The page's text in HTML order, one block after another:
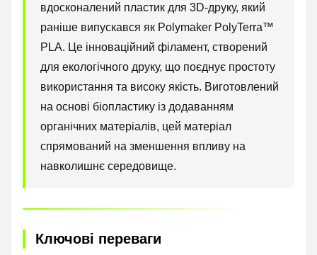
вдосконалений пластик для 3D-друку, який
раніше випускався як Polymaker PolyTerra™
PLA. Це інноваційний філамент, створений
для екологічного друку, що поєднує простоту
використання та високу якість. Виготовлений
на основі біопластику із додаванням
органічних матеріалів, цей матеріал
спрямований на зменшення впливу на
навколишнє середовище.
Ключові переваги